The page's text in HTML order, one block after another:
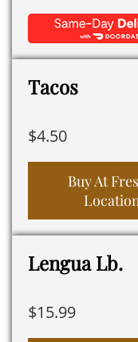
Tacos
$4.50
Buy At
Lengua Lb.
$15.99